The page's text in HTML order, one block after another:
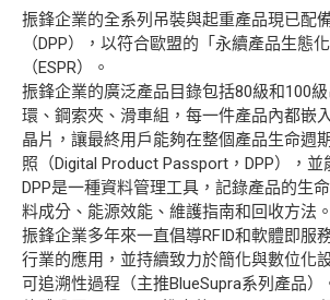
振鋒企業的全系列吊裝與起重產品現已配
（DPP），以符合歐盟的「永續產品生態化
（ESPR）。
振鋒企業的廣泛產品目錄包括80級和100
環、鋼索夾、滑車組，每一件產品內都嵌入
晶片，讓最終用戶能夠在整個產品生命週
照（Digital Product Passport，DPP），並
DPP是一種資料管理工具，記錄產品的生
料成分、能源效能、維護指南和回收方法。
振鋒企業多年來一直倡導RFID和軟體即服
行業的應用，並持續致力於簡化與數位化
可追溯性過程（主推BlueSupra系列產品